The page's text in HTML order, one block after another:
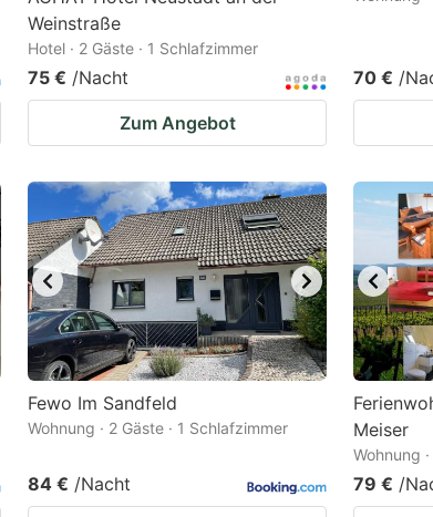
Weinstraße
Hotel · 2 Gäste · 1 Schlafzimmer
75 € /Nacht
Zum Angebot
70 € /
Fewo Im Sandfeld
Wohnung · 2 Gäste · 1 Schlafzimmer
84 € /Nacht
Meiser
Wohnung
79 € /